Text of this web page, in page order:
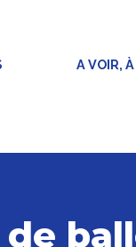
A VOIR,